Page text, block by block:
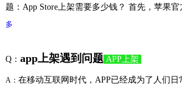
题：App Store上架需要多少钱？ 首先，苹果
多
Q： app上架遇到问题 APP上架
A： 在移动互联网时代，APP已经成为了人们